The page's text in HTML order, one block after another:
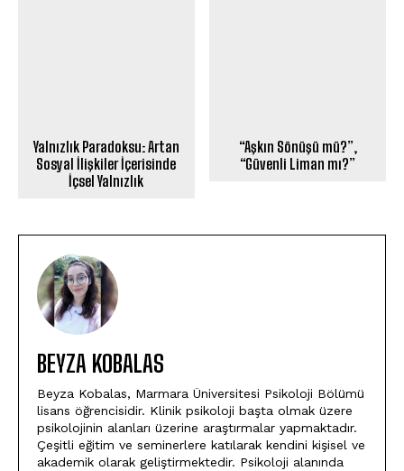
Yalnızlık Paradoksu: Artan
Sosyal İlişkiler İçerisinde
İçsel Yalnızlık
“Aşkın Sönüşü mü?”,
“Güvenli Liman mı?”
BEYZA KOBALAS
Beyza Kobalas, Marmara Üniversitesi Psikoloji Bölümü
lisans öğrencisidir. Klinik psikoloji başta olmak üzere
psikolojinin alanları üzerine araştırmalar yapmaktadır.
Çeşitli eğitim ve seminerlere katılarak kendini kişisel ve
akademik olarak geliştirmektedir. Psikoloji alanında